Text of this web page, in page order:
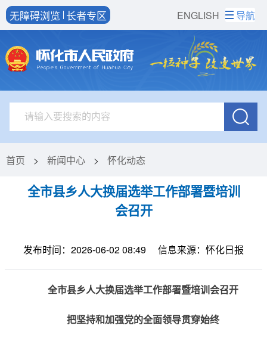
ENGLISH
无障碍浏览 长者专区 导航
首页 > 新闻中心 > 怀化动态
全市县乡人大换届选举工作部署暨培训
会召开
发布时间：2026-06-02 08:49 信息来源：怀化日报
全市县乡人大换届选举工作部署暨培训会召开
把坚持和加强党的全面领导贯穿始终